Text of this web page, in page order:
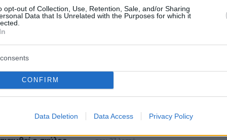
opt-out of Collection, Use, Retention, Sale, and/or Sharing
Data that Is Unrelated with the Purposes for which it
CONFIRM
Data Deletion Data Access Privacy Policy
οδηγός
υπέστη
στο τιμόνι
εξαφανίζεται
ζέστης: Πώς η
μειώνει τη
μόλις 33 σε τέσσερις ημέρες
Καθυστερήσεις στους δρόμους
Τα φρούτα που επιλέγουν 4
έλεγχο του σακχάρου – Το ένα
μειώνει το λίπος στην κοιλιά